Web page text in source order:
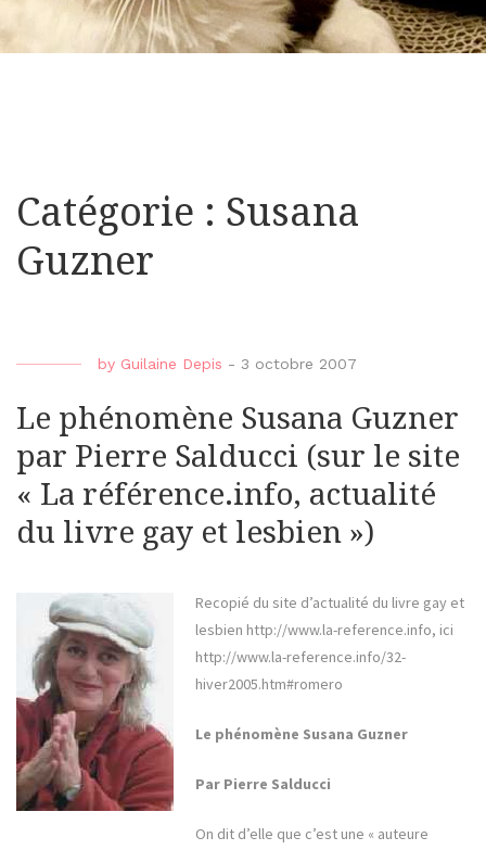
Catégorie : Susana
Guzner
by Guilaine Depis - 3 octobre 2007
Le phénomène Susana Guzner
par Pierre Salducci (sur le site
« La référence.info, actualité
du livre gay et lesbien »)
Recopié du site d’actualité du livre gay et
lesbien http://www.la-reference.info, ici
http://www.la-reference.info/32-
hiver2005.htm#romero
Le phénomène Susana Guzner
Par Pierre Salducci
On dit d’elle que c’est une « auteure